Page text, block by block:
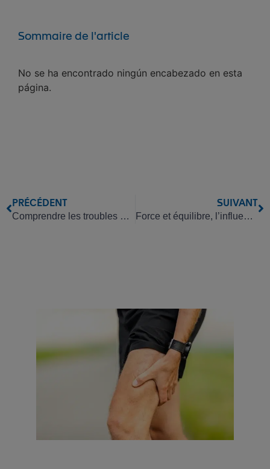
Sommaire de l'article
No se ha encontrado ningún encabezado en esta
página.
PRÉCÉDENT
Comprendre les troubles musculo-squelettiques
SUIVANT
Force et équilibre, l’influence des infrarouges lointains